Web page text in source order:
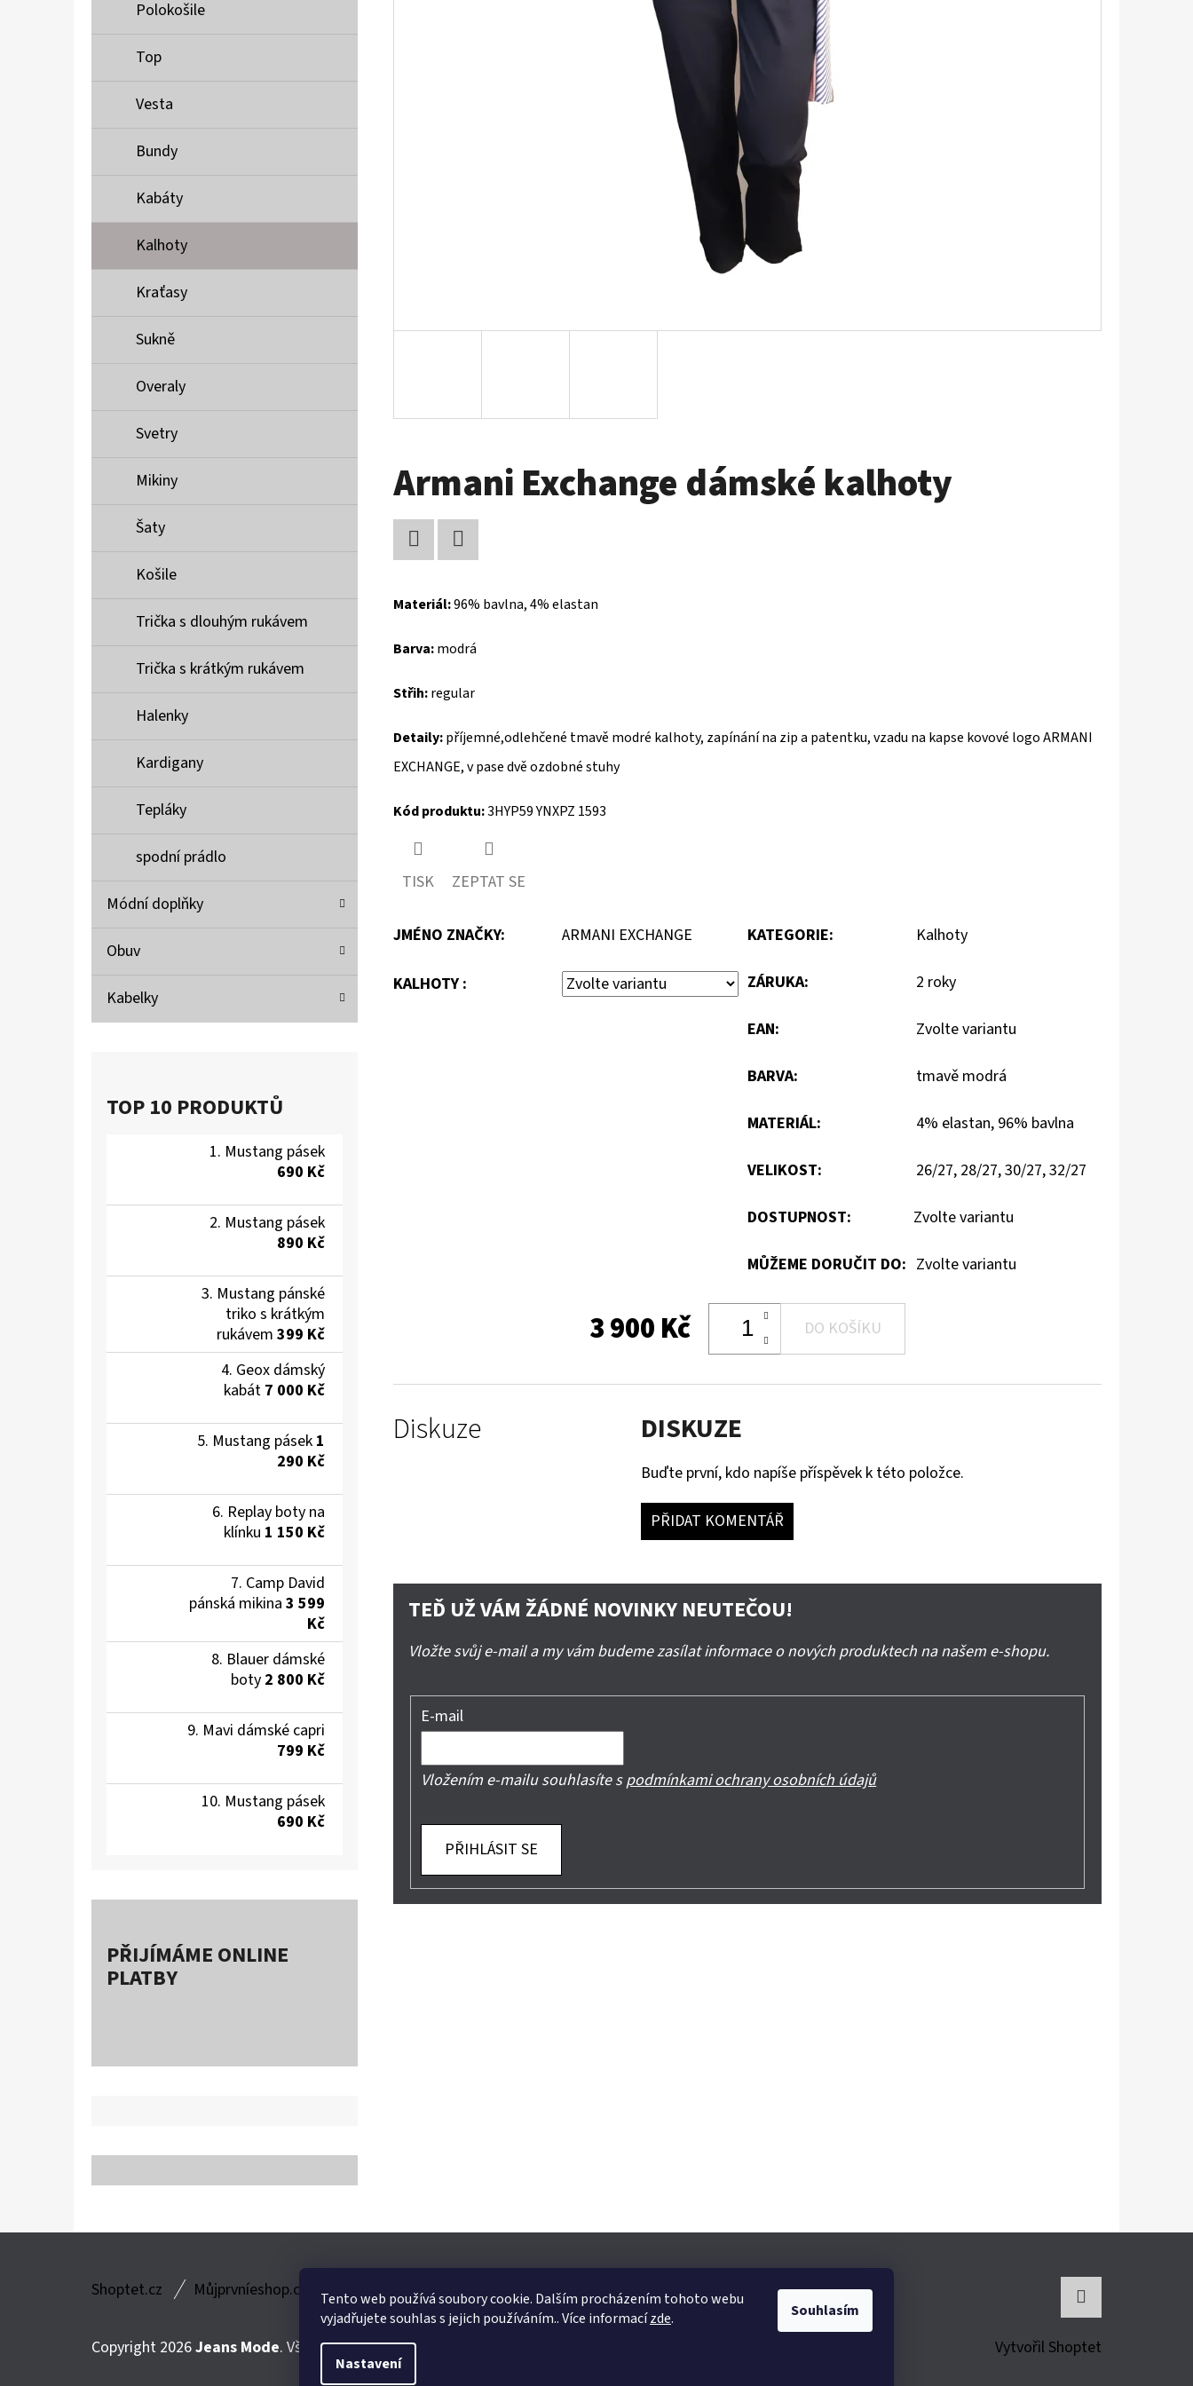
Tento web používá soubory cookie. Dalším procházením tohoto webu
vyjadřujete souhlas s jejich používáním.. Více informacízde.
Nastavení
Souhlasím
Polokošile
Top
Vesta
Bundy
Kabáty
Kalhoty
Kraťasy
Sukně
Overaly
Svetry
Mikiny
Šaty
Košile
Trička s dlouhým rukávem
Trička s krátkým rukávem
Halenky
Kardigany
Tepláky
spodní prádlo
Módní doplňky
Obuv
Kabelky
TOP 10 PRODUKTŮ
Mustang pásek
690 Kč
Mustang pásek
890 Kč
Mustang pánské
triko s krátkým
rukávem 399 Kč
Geox dámský
kabát 7 000 Kč
Mustang pásek 1
290 Kč
Replay boty na
klínku 1 150 Kč
Camp David
pánská mikina 3 599
Kč
Blauer dámské
boty 2 800 Kč
Mavi dámské capri
799 Kč
Mustang pásek
690 Kč
PŘIJÍMÁME ONLINE
PLATBY
Armani Exchange dámské kalhoty
Materiál:96% bavlna, 4% elastan
Barva:modrá
Střih:regular
Detaily:příjemné,odlehčené tmavě modré kalhoty, zapínání na zip a patentku, vzadu na kapse kovové logo ARMANI
EXCHANGE, v pase dvě ozdobné stuhy
Kód produktu:3HYP59 YNXPZ 1593
TISK ZEPTAT SE
JMÉNO ZNAČKY: ARMANI EXCHANGE
KALHOTY :
KATEGORIE: Kalhoty
ZÁRUKA: 2 roky
EAN: Zvolte variantu
BARVA: tmavě modrá
MATERIÁL: 4% elastan, 96% bavlna
VELIKOST: 26/27, 28/27, 30/27, 32/27
DOSTUPNOST: Zvolte variantu
MŮŽEME DORUČIT DO: Zvolte variantu
3 900 Kč DO KOŠÍKU
Diskuze DISKUZE
Buďte první, kdo napíše příspěvek k této položce.
PŘIDAT KOMENTÁŘ
TEĎ UŽ VÁM ŽÁDNÉ NOVINKY NEUTEČOU!
Vložte svůj e-mail a my vám budeme zasílat informace o nových produktech na našem e-shopu.
E-mail
Vložením e-mailu souhlasíte spodmínkami ochrany osobních údajů
PŘIHLÁSIT SE
MUSTANG PÁSEK
MUSTANG PÁNSKÉ TRIKO S KRÁTKÝM
RUKÁVEM
Shoptet.cz
Můjprvníeshop.cz
Vytvořil Shoptet
Copyright 2026Jeans Mode. Všechna práva vyhrazena.